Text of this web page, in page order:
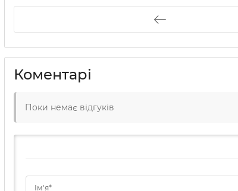
Коментарі
Поки немає відгуків
Ім'я*